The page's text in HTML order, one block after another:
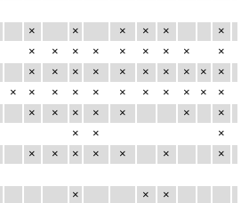
× × × × × ×
× × × × × × × × ×
× × × × × × × × × ×
× × × × × × × × × × ×
× × × × × ×
×
× ×
×
× × × × × ×
×
× ×
×